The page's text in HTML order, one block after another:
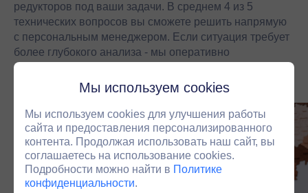
редукторов под ваши задачи. В среднем 4 из 5
технических вопросов вы сможете решить напрямую
с персональным менеджером. Если ситуация требует
более глубокого анализа - мы оперативно
подключаем инженера.
Мы используем cookies
Мы используем cookies для улучшения работы
сайта и предоставления персонализированного
контента. Продолжая использовать наш сайт, вы
соглашаетесь на использование cookies.
Подробности можно найти в Политике
конфиденциальности.